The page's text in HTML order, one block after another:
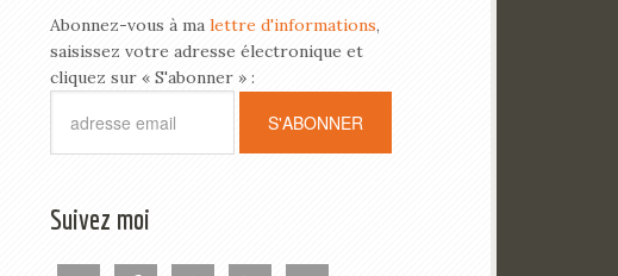
Abonnez-vous à ma lettre d'informations,
saisissez votre adresse électronique et
cliquez sur « S'abonner » :
Suivez moi